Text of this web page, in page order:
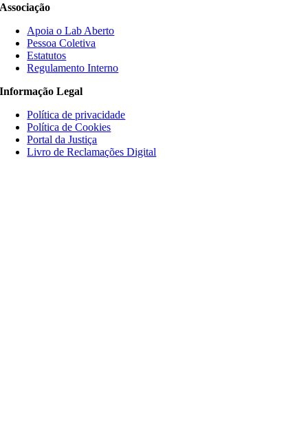
Associação
Apoia o Lab Aberto
Pessoa Coletiva
Estatutos
Regulamento Interno
Informação Legal
Política de privacidade
Política de Cookies
Portal da Justiça
Livro de Reclamações Digital